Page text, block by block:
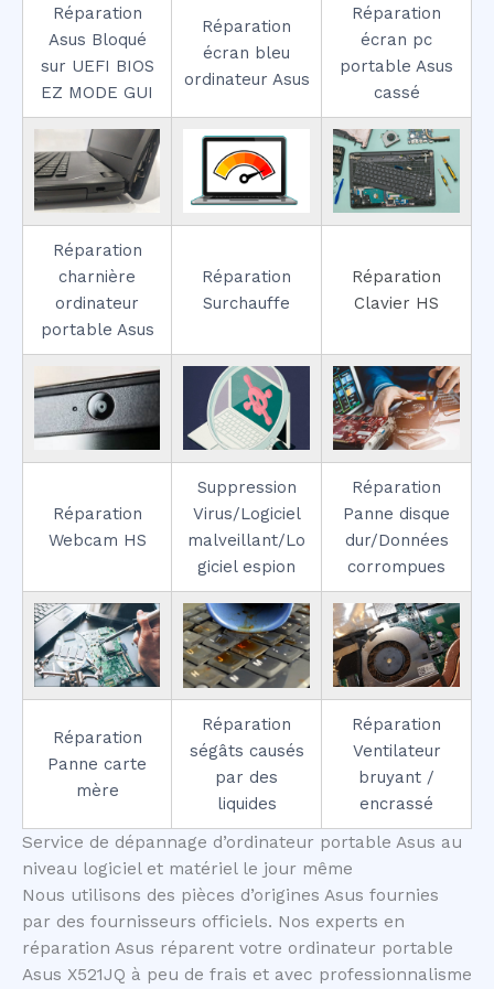
Réparation
Asus Bloqué
sur UEFI BIOS
EZ MODE GUI
Réparation
écran bleu
ordinateur Asus
Réparation
écran pc
portable Asus
cassé
Réparation
charnière
ordinateur
portable Asus
Réparation
Surchauffe
Réparation
Clavier HS
Réparation
Webcam HS
Suppression
Virus/Logiciel
malveillant/Lo
giciel espion
Réparation
Panne disque
dur/Données
corrompues
Réparation
Panne carte
mère
Réparation
ségâts causés
par des
liquides
Réparation
Ventilateur
bruyant /
encrassé
Service de dépannage d’ordinateur portable Asus au
niveau logiciel et matériel le jour même
Nous utilisons des pièces d’origines Asus fournies
par des fournisseurs officiels. Nos experts en
réparation Asus réparent votre ordinateur portable
Asus X521JQ à peu de frais et avec professionnalisme